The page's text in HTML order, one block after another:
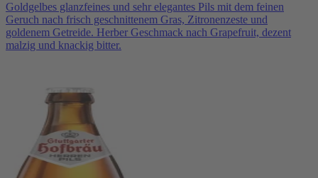
Goldgelbes glanzfeines und sehr elegantes Pils mit dem feinen
Geruch nach frisch geschnittenem Gras, Zitronenzeste und
goldenem Getreide. Herber Geschmack nach Grapefruit, dezent
malzig und knackig bitter.